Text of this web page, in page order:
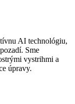
AI technológiu,
Sme
vystrihmi a
úpravy.